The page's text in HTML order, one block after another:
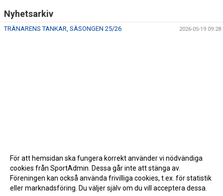
Nyhetsarkiv
TRÄNARENS TANKAR, SÄSONGEN 25/26 2026-05-19 09:28
För att hemsidan ska fungera korrekt använder vi nödvändiga
cookies från SportAdmin. Dessa går inte att stänga av.
Föreningen kan också använda frivilliga cookies, t.ex. för statistik
eller marknadsföring. Du väljer själv om du vill acceptera dessa.